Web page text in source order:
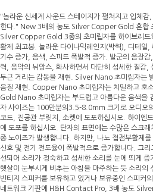
"놀라운 신세계 사운드 스테이지가 펼쳐지고 입체
한다." New 3배의 농도 Silver Copper Gold 혼합
Silver Copper Gold 3종의 초미립자를 하이브리
활제 최고봉. 놀라운 다이나믹레인지(박력), 디테일
기수 증가, 음색, 스피드 폭발적 증가. 발군의 음장
력, 음악의 뉘앙스, 화사하면서 대단히 섬세한 질감,
두근 거리는 감동을 재현. Silver Nano 초미립자는
음질 재현. Copper Nano 초미립자는 치밀하고 호
Gold Nano 초미립자는 부드럽고 아름다운 음색을
자 사이즈는 100만분의3.5-8.0mm 크기로 오디오
코드, 진공관 부릿지, 소켓에 도포하십시오. 하이엔
에 도포를 하십시오. 단자의 표면에는 수많은 스크
종 노이즈가 발생합니다. 하지만, 나노 접점부활제
신호 및 전기 전도율이 폭발적으로 증가합니다. 그
선되어 소리가 정숙하고 섬세한 소리를 눈에 띄게
햇살이 눈부시게 비추는 아침을 마주하는 듯 소리의
빈티지 스피커를 보유하고 있거나 보유중인 스피커
네트워크 기판에 H&H Contact Pro, 3배 농도